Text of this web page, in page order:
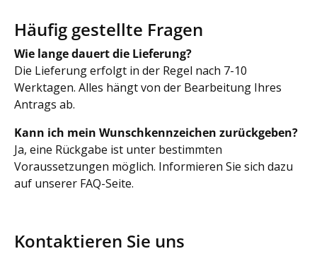
Häufig gestellte Fragen
Wie lange dauert die Lieferung?
Die Lieferung erfolgt in der Regel nach 7-10
Werktagen. Alles hängt von der Bearbeitung Ihres
Antrags ab.
Kann ich mein Wunschkennzeichen zurückgeben?
Ja, eine Rückgabe ist unter bestimmten
Voraussetzungen möglich. Informieren Sie sich dazu
auf unserer FAQ-Seite.
Kontaktieren Sie uns